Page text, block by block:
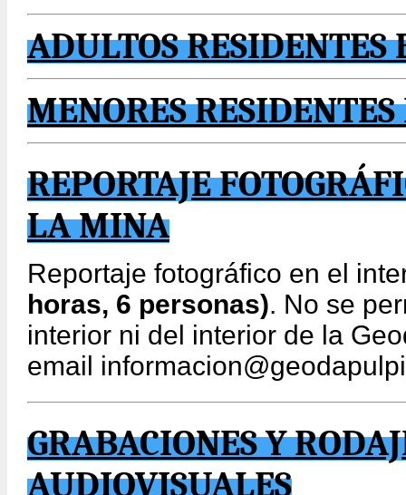
ADULTOS RESIDENTES
MENORES
REPORTAJE
LA MINA
Reportaje fotográfico en el
horas, 6 personas). No se
interior ni del interior de la
email
GRABACIONES Y
AUDIOVISUALES